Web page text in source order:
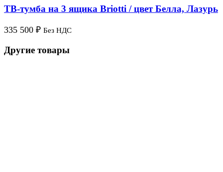
ТВ-тумба на 3 ящика Briotti / цвет Белла, Лазурь
335 500 ₽ Без НДС
Другие товары